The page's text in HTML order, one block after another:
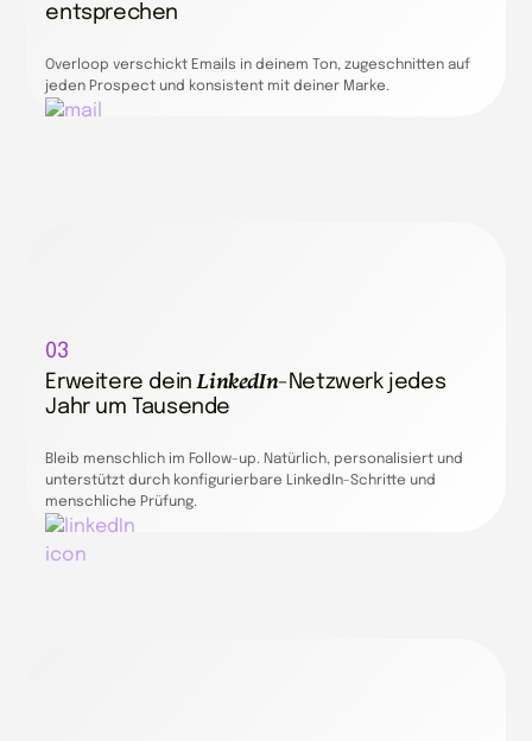
entsprechen
Overloop verschickt Emails in deinem Ton, zugeschnitten auf
jeden Prospect und konsistent mit deiner Marke.
03
Erweitere deinLinkedIn-Netzwerk jedes
Jahr um Tausende
Bleib menschlich im Follow-up. Natürlich, personalisiert und
unterstützt durch konfigurierbare LinkedIn-Schritte und
menschliche Prüfung.